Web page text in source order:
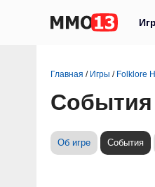
Главная / Игры / Folklore
Об игре События